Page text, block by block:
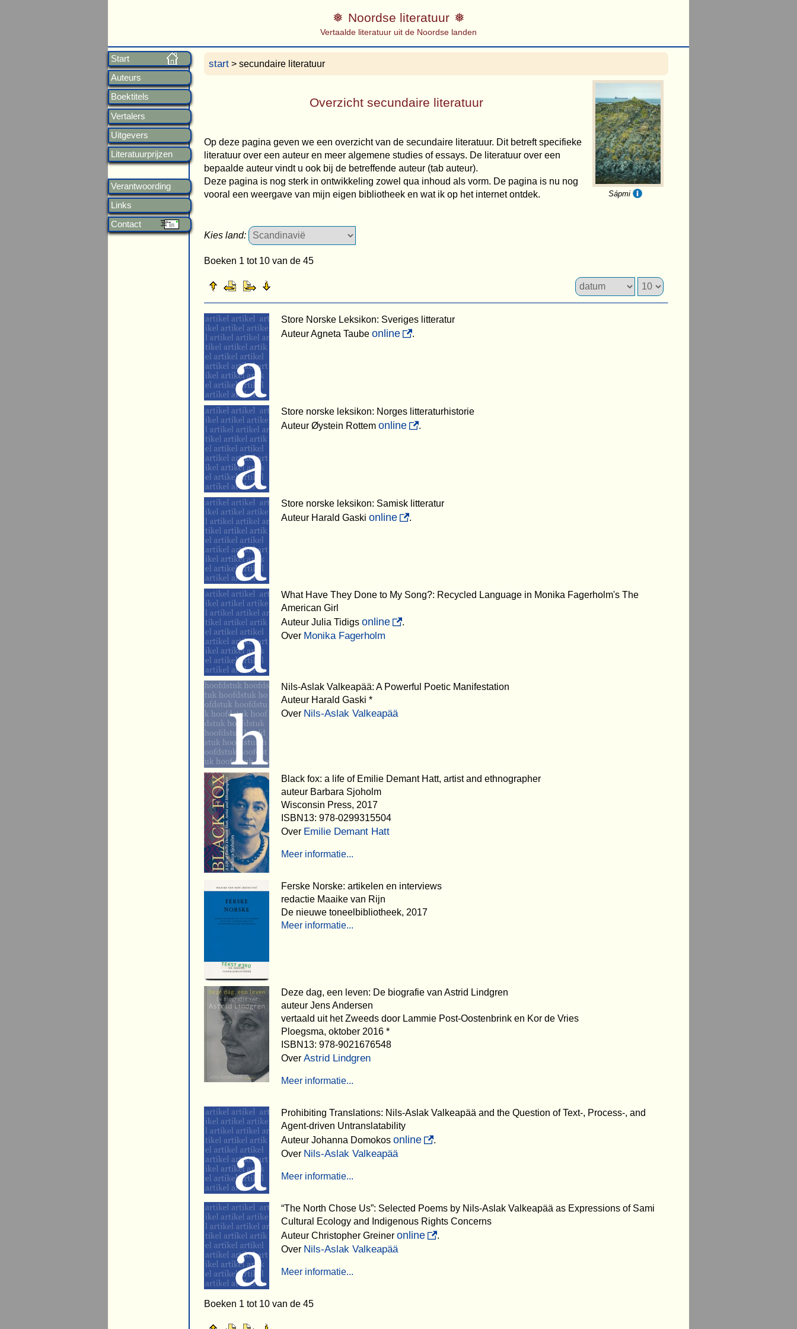
Start
Auteurs
Boektitels
Vertalers
Uitgevers
Literatuurprijzen
Verantwoording
Links
Contact
Noordse literatuur
Vertaalde literatuur uit de Noordse landen
start > secundaire literatuur
Sápmi
Overzicht secundaire literatuur
Op deze pagina geven we een overzicht van de secundaire literatuur. Dit betreft specifieke
literatuur over een auteur en meer algemene studies of essays. De literatuur over een
bepaalde auteur vindt u ook bij de betreffende auteur (tab auteur).
Deze pagina is nog sterk in ontwikkeling zowel qua inhoud als vorm. De pagina is nu nog
vooral een weergave van mijn eigen bibliotheek en wat ik op het internet ontdek.
Kies land:
Boeken 1 tot 10 van de 45
Store Norske Leksikon: Sveriges litteratur
Auteur Agneta Taube online .
Store norske leksikon: Norges litteraturhistorie
Auteur Øystein Rottem online .
Store norske leksikon: Samisk litteratur
Auteur Harald Gaski online .
What Have They Done to My Song?: Recycled Language in Monika Fagerholm's The
American Girl
Auteur Julia Tidigs online
.
Over Monika Fagerholm
Nils-Aslak Valkeapää: A Powerful Poetic Manifestation
Auteur Harald Gaski *
Over Nils-Aslak Valkeapää
Black fox: a life of Emilie Demant Hatt, artist and ethnographer
auteur Barbara Sjoholm
Wisconsin Press, 2017
ISBN13: 978-0299315504
Over Emilie Demant Hatt
Meer informatie...
Ferske Norske: artikelen en interviews
redactie Maaike van Rijn
De nieuwe toneelbibliotheek, 2017
Meer informatie...
Deze dag, een leven: De biografie van Astrid Lindgren
auteur Jens Andersen
vertaald uit het Zweeds door Lammie Post-Oostenbrink en Kor de Vries
Ploegsma, oktober 2016 *
ISBN13: 978-9021676548
Over Astrid Lindgren
Meer informatie...
Prohibiting Translations: Nils-Aslak Valkeapää and the Question of Text-, Process-, and
Agent-driven Untranslatability
Auteur Johanna Domokos online
.
Over Nils-Aslak Valkeapää
Meer informatie...
“The North Chose Us”: Selected Poems by Nils-Aslak Valkeapää as Expressions of Sami
Cultural Ecology and Indigenous Rights Concerns
Auteur Christopher Greiner online
.
Over Nils-Aslak Valkeapää
Meer informatie...
Boeken 1 tot 10 van de 45